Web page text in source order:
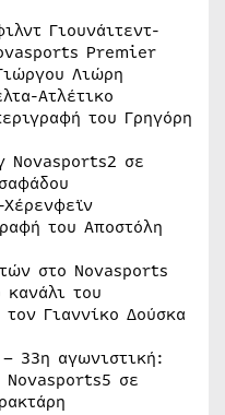
Γιουνάιτεντ-
Premier
Λιώρη
Ατλέτικο
του Γρηγόρη
Novasports2 σε
του Αποστόλη
στο Novasports
του
Γιαννίκο Δούσκα
33η αγωνιστική:
Novasports5 σε